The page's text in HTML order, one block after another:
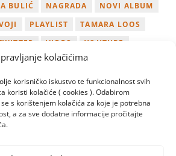
kolačićima
korisničko iskustvo te funkcionalnost svih
koristi kolačiće ( cookies ). Odabirom
se s korištenjem kolačića za koje je potrebna
a za sve dodatne informacije pročitajte
BULIĆ NAGRADA
NOVI ALBUM
PLAYLIST
TAMARA LOOS
VIDEO
YOUTUBE